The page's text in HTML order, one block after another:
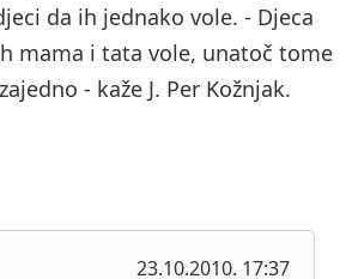
da ih jednako vole. - Djeca
mama i tata vole, unatoč tome
- kaže J. Per Kožnjak.
23.10.2010. 17:37